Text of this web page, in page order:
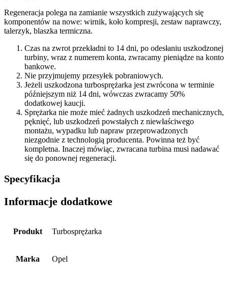
Regeneracja polega na zamianie wszystkich zużywających się
komponentów na nowe: wirnik, koło kompresji, zestaw naprawczy,
talerzyk, blaszka termiczna.
Czas na zwrot przekładni to 14 dni, po odesłaniu uszkodzonej
turbiny, wraz z numerem konta, zwracamy pieniądze na konto
bankowe.
Nie przyjmujemy przesyłek pobraniowych.
Jeżeli uszkodzona turbosprężarka jest zwrócona w terminie
późniejszym niż 14 dni, wówczas zwracamy 50%
dodatkowej kaucji.
Sprężarka nie może mieć żadnych uszkodzeń mechanicznych,
pęknięć, lub uszkodzeń powstałych z niewłaściwego
montażu, wypadku lub napraw przeprowadzonych
niezgodnie z technologią producenta. Powinna też być
kompletna. Inaczej mówiąc, zwracana turbina musi nadawać
się do ponownej regeneracji.
Specyfikacja
Informacje dodatkowe
Produkt Turbosprężarka
Marka Opel